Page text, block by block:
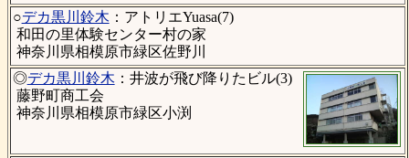
○デカ黒川鈴木 ：アトリエYuasa(7)
和田の里体験センター村の家
神奈川県相模原市緑区佐野川
◎デカ黒川鈴木 ：井波が飛び降りたビル(3)
藤野町商工会
神奈川県相模原市緑区小渕